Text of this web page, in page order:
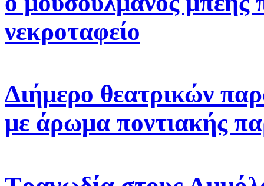
νεκροταφείο
Διήμερο θεατρικών
με άρωμα ποντιακής